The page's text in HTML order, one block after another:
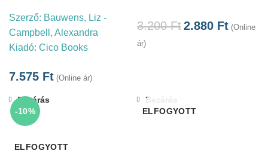
Szerző: Bauwens, Liz -
Campbell, Alexandra
Kiadó: Cico Books
7.575 Ft (Online ár)
3.200Ft2.880 Ft (Online
ár)
-10%
ELFOGYOTT
Bezárás
ELFOGYOTT
Bezárás